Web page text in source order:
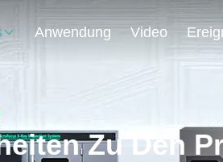
Anwendung Video
Zu Den